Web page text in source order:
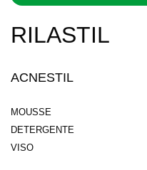
RILASTIL
ACNESTIL
MOUSSE
DETERGENTE
VISO